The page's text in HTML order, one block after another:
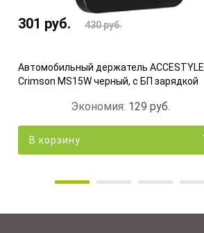
301 руб. 430руб.
Автомобильный держатель ACCESTYLE
Crimson MS15W черный, с БП зарядкой
Экономия: 129руб.
В корзину